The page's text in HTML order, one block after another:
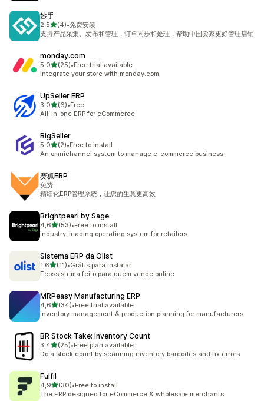
妙手
2,5z 5 hvězd
(4)
Celkový počet recenzí: 4
•免费安装
支持产品采集、发布和管理，订单同步和处理，帮助中国卖家更好管理店铺
monday.com
5,0z 5 hvězd
(25)
Celkový počet recenzí: 25
•Free trial available
Integrate your store with monday.com
UpSeller ERP
3,0z 5 hvězd
(6)
Celkový počet recenzí: 6
•Free
All-in-one ERP for eCommerce
BigSeller
5,0z 5 hvězd
(2)
Celkový počet recenzí: 2
•Free to install
An omnichannel system to manage e-commerce business
赛狐ERP
免费
精细化ERP管理系统，让您的生意更高效
Brightpearl by Sage
4,6z 5 hvězd
(53)
Celkový počet recenzí: 53
•Free to install
Industry-leading operating system for retailers
Sistema ERP da Olist
1,6z 5 hvězd
(11)
Celkový počet recenzí: 11
•Grátis para instalar
Ecossistema feito para quem vende online
MRPeasy Manufacturing ERP
4,6z 5 hvězd
(34)
Celkový počet recenzí: 34
•Free trial available
Inventory management & production planning for manufacturers.
BR Stock Take: Inventory Count
3,4z 5 hvězd
(25)
Celkový počet recenzí: 25
•Free plan available
Do a stock count by scanning inventory barcodes and fix errors
Fulfil
4,9z 5 hvězd
(30)
Celkový počet recenzí: 30
•Free to install
The ERP designed for eCommerce & wholesale merchants